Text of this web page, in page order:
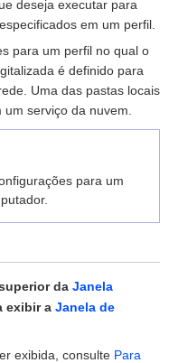
deseja executar para
em um perfil.
para um perfil no qual o
é definido para
Uma das pastas locais
serviço da nuvem.
para um
da Janela
exibir a Janela de
exibida, consulte Para